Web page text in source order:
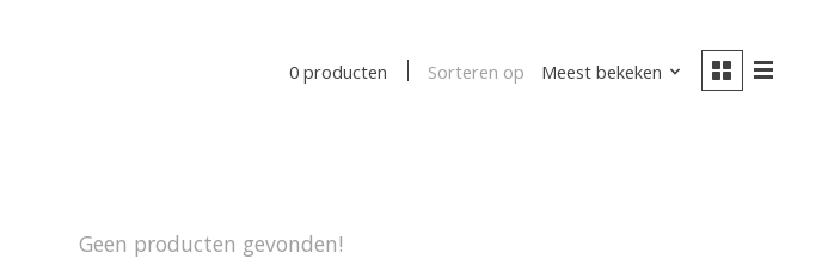
0 producten Sorteren op Meest bekeken
Geen producten gevonden!